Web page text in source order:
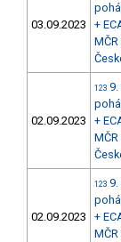
03.09.2023
+
MČR
02.09.2023
123 9.
+
02.09.2023
123 9.
+